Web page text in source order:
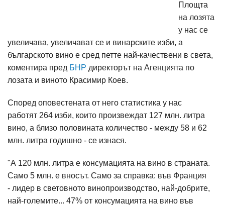
Площта
на лозята
у нас се
увеличава, увеличават се и винарските изби, а
българското вино е сред петте най-качествени в света,
коментира пред БНР директорът на Агенцията по
лозата и виното Красимир Коев.
Според оповестената от него статистика у нас
работят 264 изби, които произвеждат 127 млн. литра
вино, а близо половината количество - между 58 и 62
млн. литра годишно - се изнася.
"А 120 млн. литра е консумацията на вино в страната.
Само 5 млн. е вносът. Само за справка: във Франция
- лидер в световното винопроизводство, най-добрите,
най-големите... 47% от консумацията на вино във